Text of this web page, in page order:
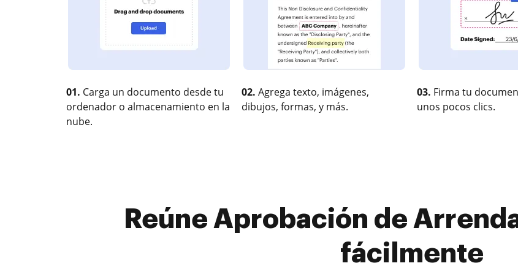
01. Carga un documento desde tu
ordenador o almacenamiento en la
nube.
02. Agrega texto, imágenes,
dibujos, formas, y más.
03. Firma tu
unos pocos clics.
Reúne Aprobación de
fácilmente